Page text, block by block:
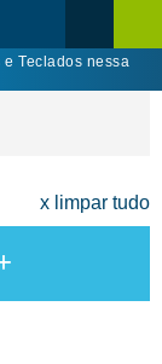
Teclados nessa
x limpar tudo